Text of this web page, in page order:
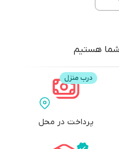
هستیم
پرداخت در محل